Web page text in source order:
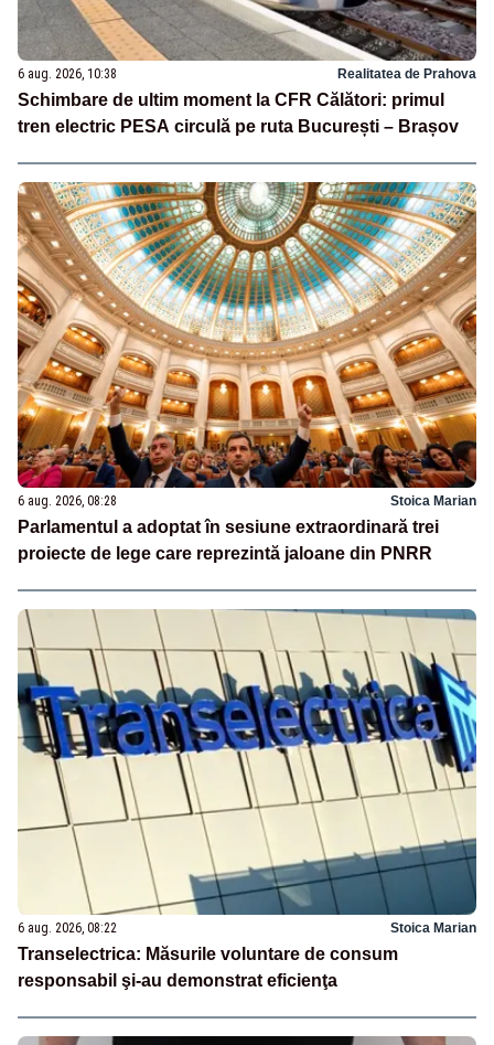
6 aug. 2026, 10:38 Realitatea de Prahova
Schimbare de ultim moment la CFR Călători: primul
tren electric PESA circulă pe ruta București – Brașov
6 aug. 2026, 08:28 Stoica Marian
Parlamentul a adoptat în sesiune extraordinară trei
proiecte de lege care reprezintă jaloane din PNRR
6 aug. 2026, 08:22 Stoica Marian
Transelectrica: Măsurile voluntare de consum
responsabil şi-au demonstrat eficienţa